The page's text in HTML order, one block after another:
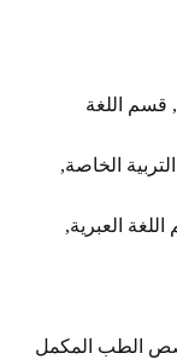
قسم اللغة
الخاصة,
العبرية,
الطب المكمل